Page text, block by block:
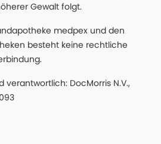
Gewalt folgt.
medpex und den
besteht keine rechtliche
verantwortlich: DocMorris N.V.,